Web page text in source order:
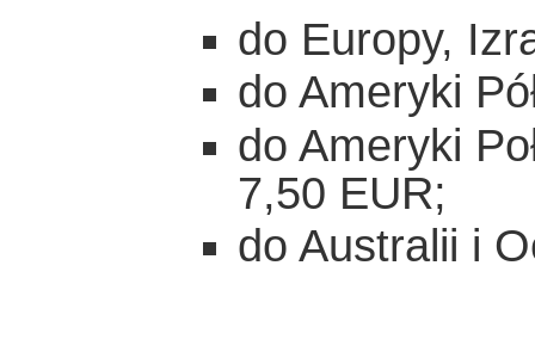
do Europy,
do Ameryki
do Ameryki
7,50 EUR;
do Australii i